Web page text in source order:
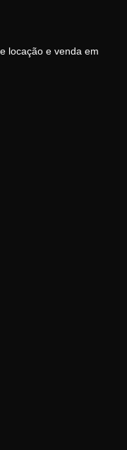
locação e venda em